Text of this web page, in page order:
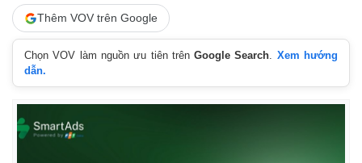
Thêm VOV trên Google
Chọn VOV làm nguồn ưu tiên trênGoogle Search. Xem hướng
dẫn.